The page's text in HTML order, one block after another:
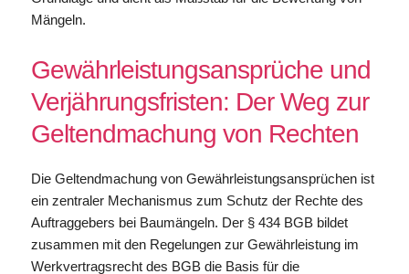
Mängeln.
Gewährleistungsansprüche und
Verjährungsfristen: Der Weg zur
Geltendmachung von Rechten
Die Geltendmachung von Gewährleistungsansprüchen ist
ein zentraler Mechanismus zum Schutz der Rechte des
Auftraggebers bei Baumängeln. Der § 434 BGB bildet
zusammen mit den Regelungen zur Gewährleistung im
Werkvertragsrecht des BGB die Basis für die